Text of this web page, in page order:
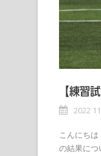
【練習
2022
こんにち
の結果につ